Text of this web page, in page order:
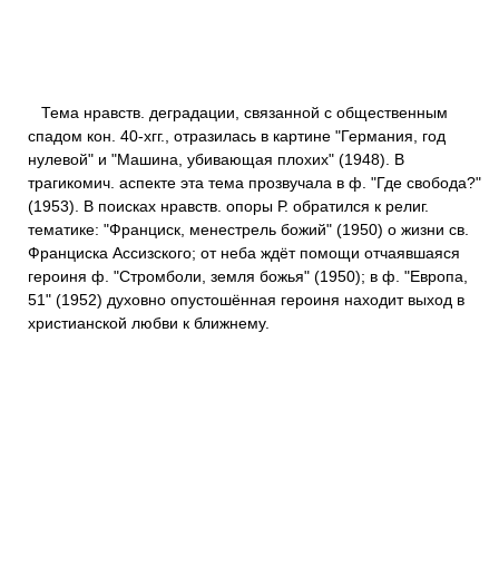
Тема нравств. деградации, связанной с общественным
спадом кон. 40-хгг., отразилась в картине "Германия, год
нулевой" и "Машина, убивающая плохих" (1948). В
трагикомич. аспекте эта тема прозвучала в ф. "Где свобода?"
(1953). В поисках нравств. опоры Р. обратился к религ.
тематике: "Франциск, менестрель божий" (1950) о жизни св.
Франциска Ассизского; от неба ждёт помощи отчаявшаяся
героиня ф. "Стромболи, земля божья" (1950); в ф. "Европа,
51" (1952) духовно опустошённая героиня находит выход в
христианской любви к ближнему.